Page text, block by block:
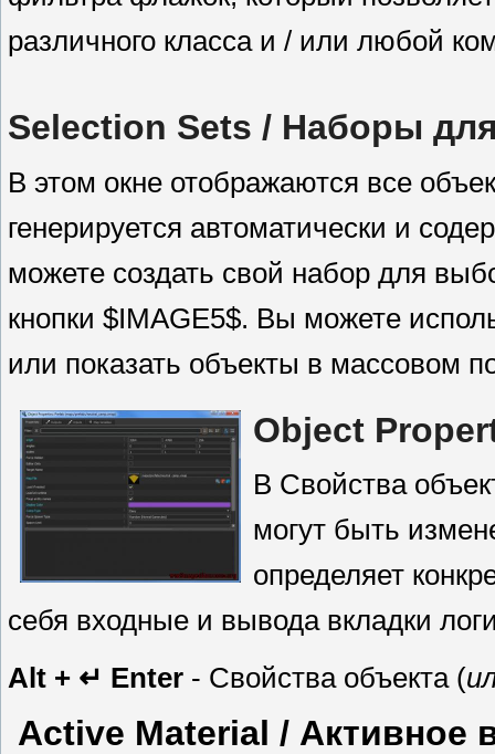
различного класса и / или любой
Selection Sets / Наборы
В этом окне отображаются все
генерируется автоматически и
можете создать свой набор для
кнопки $IMAGE5$. Вы можете
или показать объекты в массовом
Object
В Свойства
могут быть
определяет
себя входные и вывода вкладки
Alt + ↵ Enter - Свойства объекта (
Active Material / Активное